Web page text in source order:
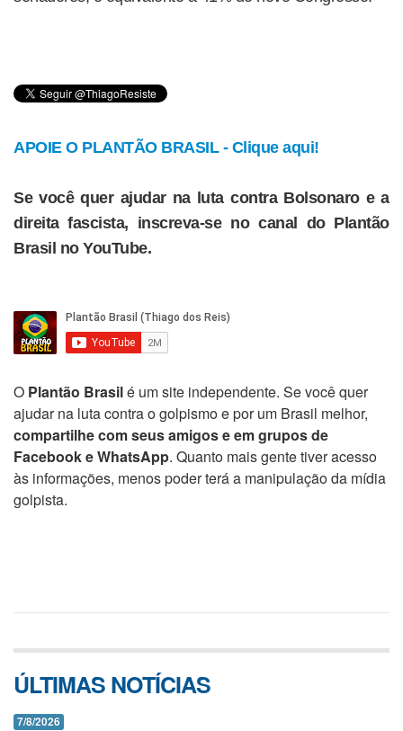
APOIE O PLANTÃO BRASIL - Clique aqui!
Se você quer ajudar na luta contra Bolsonaro e a
direita fascista, inscreva-se no canal do Plantão
Brasil no YouTube.
O Plantão Brasilé um site independente. Se você quer
ajudar na luta contra o golpismo e por um Brasil melhor,
compartilhe com seus amigos e em grupos de
Facebook e WhatsApp. Quanto mais gente tiver acesso
às informações, menos poder terá a manipulação da mídia
golpista.
ÚLTIMAS NOTÍCIAS
7/8/2026